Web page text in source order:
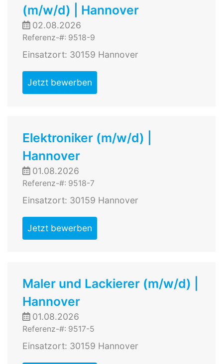
(m/w/d) | Hannover
02.08.2026
Referenz-#: 9518-9
Einsatzort: 30159 Hannover
Jetzt bewerben
Elektroniker (m/w/d) |
Hannover
01.08.2026
Referenz-#: 9518-7
Einsatzort: 30159 Hannover
Jetzt bewerben
Maler und Lackierer (m/w/d) |
Hannover
01.08.2026
Referenz-#: 9517-5
Einsatzort: 30159 Hannover